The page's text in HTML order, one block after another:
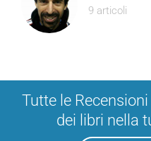
9 articoli
Tutte le
dei libri nella